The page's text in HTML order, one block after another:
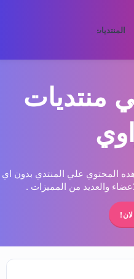
المنتديات
منتديات
المحتوي علي المنتدي بدون اي
والعديد من المميزات .